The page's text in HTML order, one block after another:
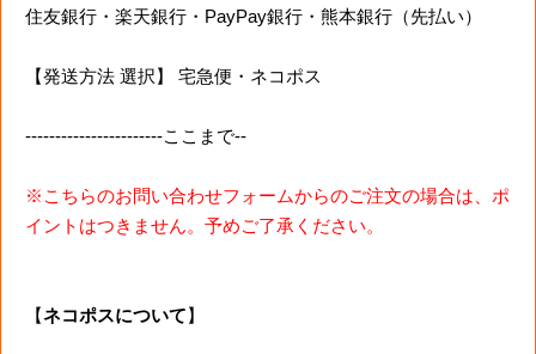
住友銀行・楽天銀行・PayPay銀行・熊本銀行（先払い）
【発送方法 選択】 宅急便・ネコポス
-----------------------ここまで--
※こちらのお問い合わせフォームからのご注文の場合は、ポ
イントはつきません。予めご了承ください。
【ネコポスについて】